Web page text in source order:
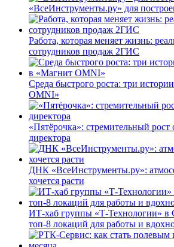
«ВсеИнструменты.ру» для
Работа, которая меняет жизнь:
сотрудников продаж 2ГИС
Среда быстрого роста: три
OMNI»
«Пятёрочка»: стремительный рост
директора
ДНК «ВсеИнструменты.ру»:
хочется расти
ИТ-хаб группы «Т-Технологии» в
топ-8 локаций для работы и